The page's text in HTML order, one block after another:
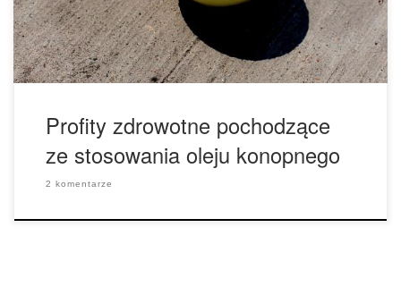
sytości […]
Profity zdrowotne pochodzące
ze stosowania oleju konopnego
2 komentarze